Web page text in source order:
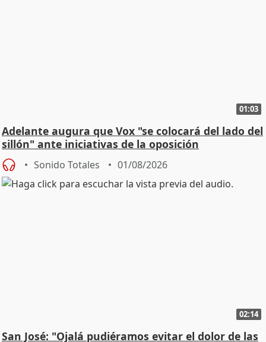
01:03
Adelante augura que Vox "se colocará del lado del
sillón" ante iniciativas de la oposición
Sonido Totales 01/08/2026
02:14
San José: "Ojalá pudiéramos evitar el dolor de las